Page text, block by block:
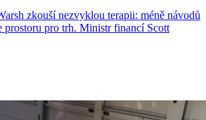
zkouší nezvyklou terapii: méně návodů
prostoru pro trh. Ministr financí Scott